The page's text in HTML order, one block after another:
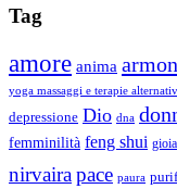
Tag
amore anima
yoga massaggi e terapie
depressione Dio dna
femminilità feng shui gioia
nirvairapace paura